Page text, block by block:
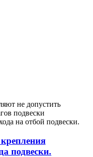
не допустить
подвески
на отбой подвески.
подвески.